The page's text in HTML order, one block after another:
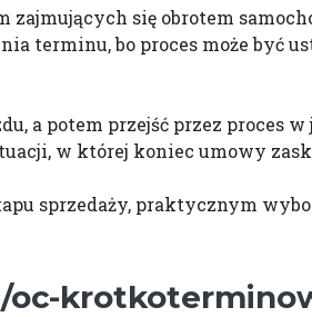
się obrotem
terminu, bo proces może być
a potem przejść przez proces
w której koniec umowy
sprzedaży, praktycznym